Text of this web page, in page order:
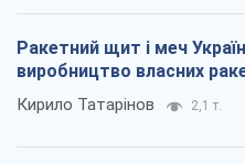
Ракетний щит і меч
виробництво власних
Кирило Татарінов 2,1 т.